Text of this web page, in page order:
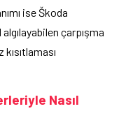
ise Škoda
çarpışma
Nasıl